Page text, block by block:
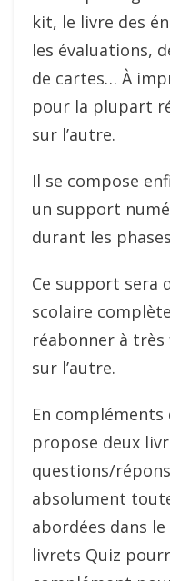
kit, le livre des
les évaluations,
de cartes… À
pour la plupart
sur l’autre.
Il se compose
un support
durant les
Ce support sera
scolaire
réabonner à très
sur l’autre.
En compléments
propose deux
questions/
absolument
abordées dans
livrets Quiz